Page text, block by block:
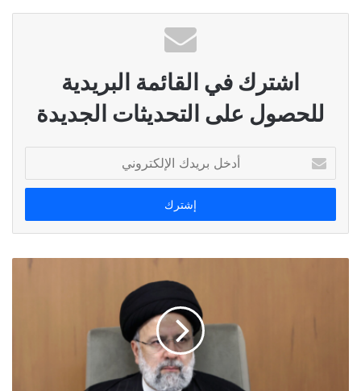
اشترك في القائمة البريدية
للحصول على التحديثات الجديدة
بريدك
الإلكتروني